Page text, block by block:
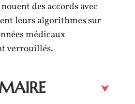
des accords avec
leurs algorithmes sur
médicaux
verrouillés.